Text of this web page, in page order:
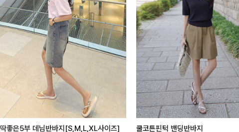
딱좋은5부 데님반바지[S,M,L,XL사이즈] 쿨코튼핀턱 밴딩반바지